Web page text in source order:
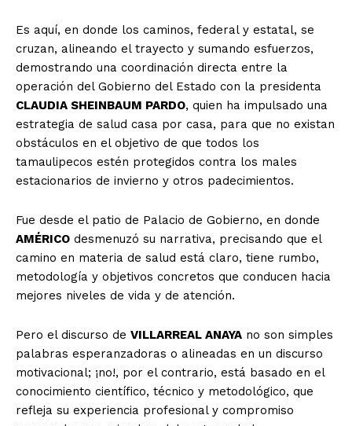
Es aquí, en donde los caminos, federal y estatal, se
cruzan, alineando el trayecto y sumando esfuerzos,
demostrando una coordinación directa entre la
operación del Gobierno del Estado con la presidenta
CLAUDIA SHEINBAUM PARDO, quien ha impulsado una
estrategia de salud casa por casa, para que no existan
obstáculos en el objetivo de que todos los
tamaulipecos estén protegidos contra los males
estacionarios de invierno y otros padecimientos.
Fue desde el patio de Palacio de Gobierno, en donde
AMÉRICO desmenuzó su narrativa, precisando que el
camino en materia de salud está claro, tiene rumbo,
metodología y objetivos concretos que conducen hacia
mejores niveles de vida y de atención.
Pero el discurso de VILLARREAL ANAYA no son simples
palabras esperanzadoras o alineadas en un discurso
motivacional; ¡no!, por el contrario, está basado en el
conocimiento científico, técnico y metodológico, que
refleja su experiencia profesional y compromiso